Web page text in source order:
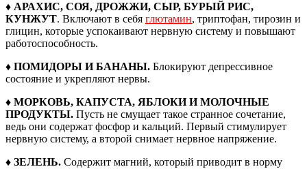
♦ АРАХИС, СОЯ, ДРОЖЖИ, СЫР, БУРЫЙ РИС,
КУНЖУТ. Включают в себя глютамин, триптофан, тирозин и
глицин, которые успокаивают нервную систему и повышают
работоспособность.
♦ ПОМИДОРЫ И БАНАНЫ. Блокируют депрессивное
состояние и укрепляют нервы.
♦ МОРКОВЬ, КАПУСТА, ЯБЛОКИ И МОЛОЧНЫЕ
ПРОДУКТЫ. Пусть не смущает такое странное сочетание,
ведь они содержат фосфор и кальций. Первый стимулирует
нервную систему, а второй снимает нервное напряжение.
♦ ЗЕЛЕНЬ. Содержит магний, который приводит в норму